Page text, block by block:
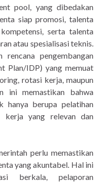
pool, yang dibedakan
siap promosi, talenta
serta talenta
atau spesialisasi teknis.
rencana pengembangan
Plan/IDP) yang memuat
rotasi kerja, maupun
ini memastikan bahwa
hanya berupa pelatihan
kerja yang relevan dan
perlu memastikan
yang akuntabel. Hal ini
berkala, pelaporan